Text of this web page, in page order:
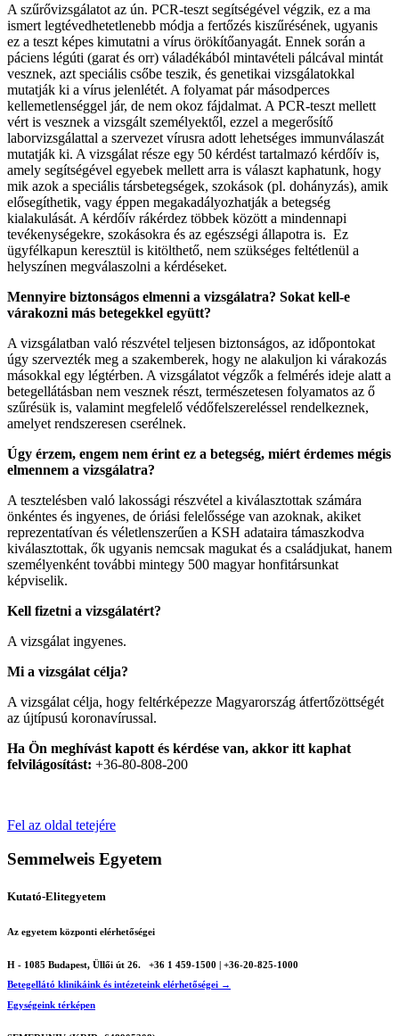
A szűrővizsgálatot az ún. PCR-teszt segítségével végzik, ez a ma
ismert legtévedhetetlenebb módja a fertőzés kiszűrésének, ugyanis
ez a teszt képes kimutatni a vírus örökítőanyagát. Ennek során a
páciens légúti (garat és orr) váladékából mintavételi pálcával mintát
vesznek, azt speciális csőbe teszik, és genetikai vizsgálatokkal
mutatják ki a vírus jelenlétét. A folyamat pár másodperces
kellemetlenséggel jár, de nem okoz fájdalmat. A PCR-teszt mellett
vért is vesznek a vizsgált személyektől, ezzel a megerősítő
laborvizsgálattal a szervezet vírusra adott lehetséges immunválaszát
mutatják ki. A vizsgálat része egy 50 kérdést tartalmazó kérdőív is,
amely segítségével egyebek mellett arra is választ kaphatunk, hogy
mik azok a speciális társbetegségek, szokások (pl. dohányzás), amik
elősegíthetik, vagy éppen megakadályozhatják a betegség
kialakulását. A kérdőív rákérdez többek között a mindennapi
tevékenységekre, szokásokra és az egészségi állapotra is. Ez
ügyfélkapun keresztül is kitölthető, nem szükséges feltétlenül a
helyszínen megválaszolni a kérdéseket.
Mennyire biztonságos elmenni a vizsgálatra? Sokat kell-e
várakozni más betegekkel együtt?
A vizsgálatban való részvétel teljesen biztonságos, az időpontokat
úgy szervezték meg a szakemberek, hogy ne alakuljon ki várakozás
másokkal egy légtérben. A vizsgálatot végzők a felmérés ideje alatt a
betegellátásban nem vesznek részt, természetesen folyamatos az ő
szűrésük is, valamint megfelelő védőfelszereléssel rendelkeznek,
amelyet rendszeresen cserélnek.
Úgy érzem, engem nem érint ez a betegség, miért érdemes mégis
elmennem a vizsgálatra?
A tesztelésben való lakossági részvétel a kiválasztottak számára
önkéntes és ingyenes, de óriási felelőssége van azoknak, akiket
reprezentatívan és véletlenszerűen a KSH adataira támaszkodva
kiválasztottak, ők ugyanis nemcsak magukat és a családjukat, hanem
személyenként további mintegy 500 magyar honfitársunkat
képviselik.
Kell fizetni a vizsgálatért?
A vizsgálat ingyenes.
Mi a vizsgálat célja?
A vizsgálat célja, hogy feltérképezze Magyarország átfertőzöttségét
az újtípusú koronavírussal.
Ha Ön meghívást kapott és kérdése van, akkor itt kaphat
felvilágosítást: +36-80-808-200
Fel az oldal tetejére
Semmelweis Egyetem
Kutató-Elitegyetem
Az egyetem központi elérhetőségei
H - 1085 Budapest, Üllői út 26.
+36 1 459-1500 | +36-20-825-1000
Betegellátó klinikáink és intézeteink elérhetőségei →
Egységeink térképen